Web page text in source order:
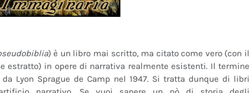
) è un libro mai scritto, ma citato come vero (con il
estratto) in opere di narrativa realmente esistenti. Il termine
Lyon Sprague de Camp nel 1947. Si tratta dunque di libri